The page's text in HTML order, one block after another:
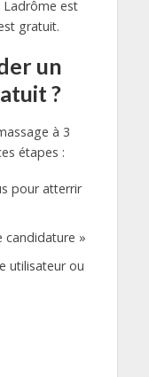
est
gratuit.
un
?
à 3
étapes :
pour atterrir
candidature »
utilisateur ou